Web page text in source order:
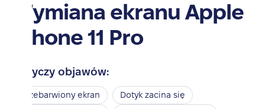
Wymiana ekranu Apple
iPhone 11 Pro
Dotyczy objawów:
Przebarwiony ekran
Dotyk zacina się